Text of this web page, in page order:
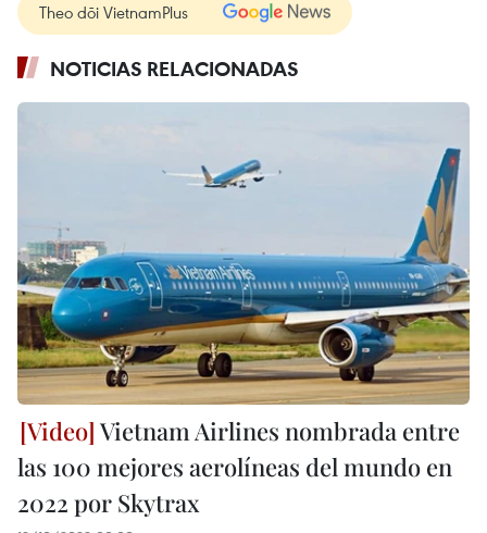
Theo dõi VietnamPlus
NOTICIAS RELACIONADAS
Vietnam Airlines nombrada entre
las 100 mejores aerolíneas del mundo en
2022 por Skytrax